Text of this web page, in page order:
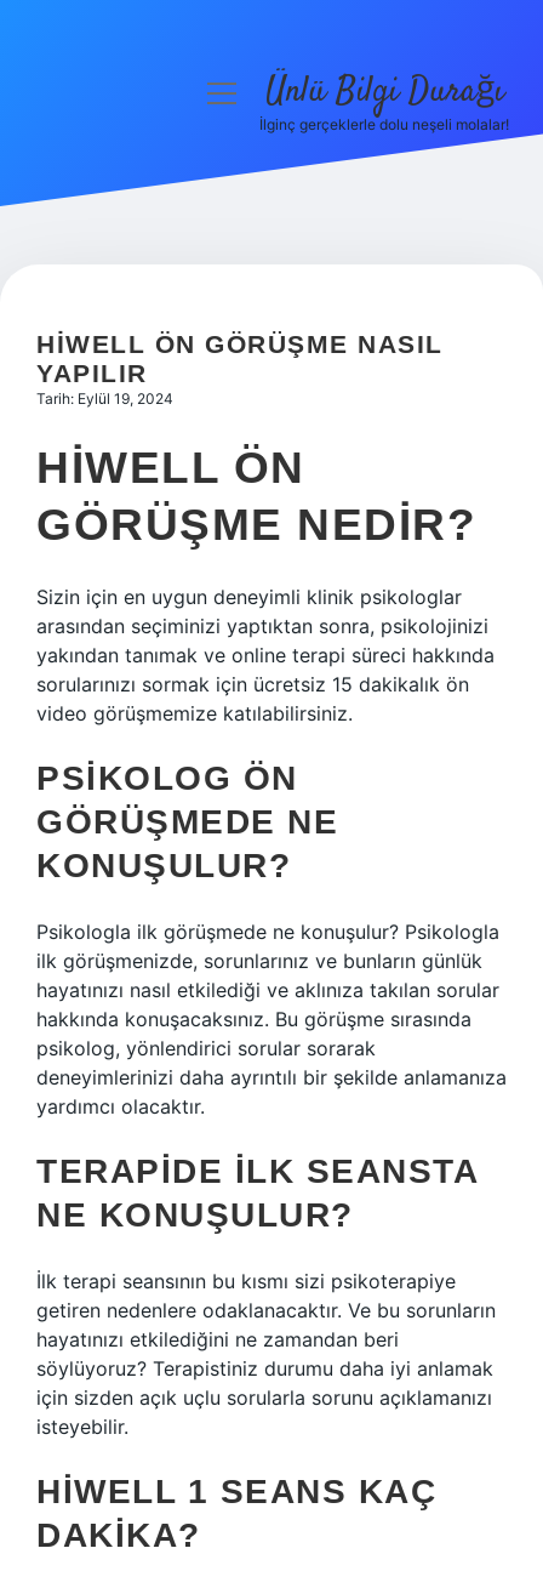
Hakkımızda
menüyüÜnlü Bilgi Durağı
İlginç gerçeklerle dolu neşeli molalar!
HIWELL ÖN GÖRÜŞME NASIL
YAPILIR
Tarih: Eylül 19, 2024
HIWELL ÖN
GÖRÜŞME NEDIR?
Sizin için en uygun deneyimli klinik psikologlar
arasından seçiminizi yaptıktan sonra, psikolojinizi
yakından tanımak ve online terapi süreci hakkında
sorularınızı sormak için ücretsiz 15 dakikalık ön
video görüşmemize katılabilirsiniz.
PSIKOLOG ÖN
GÖRÜŞMEDE NE
KONUŞULUR?
Psikologla ilk görüşmede ne konuşulur? Psikologla
ilk görüşmenizde, sorunlarınız ve bunların günlük
hayatınızı nasıl etkilediği ve aklınıza takılan sorular
hakkında konuşacaksınız. Bu görüşme sırasında
psikolog, yönlendirici sorular sorarak
deneyimlerinizi daha ayrıntılı bir şekilde anlamanıza
yardımcı olacaktır.
TERAPIDE ILK SEANSTA
NE KONUŞULUR?
İlk terapi seansının bu kısmı sizi psikoterapiye
getiren nedenlere odaklanacaktır. Ve bu sorunların
hayatınızı etkilediğini ne zamandan beri
söylüyoruz? Terapistiniz durumu daha iyi anlamak
için sizden açık uçlu sorularla sorunu açıklamanızı
isteyebilir.
HIWELL 1 SEANS KAÇ
DAKIKA?